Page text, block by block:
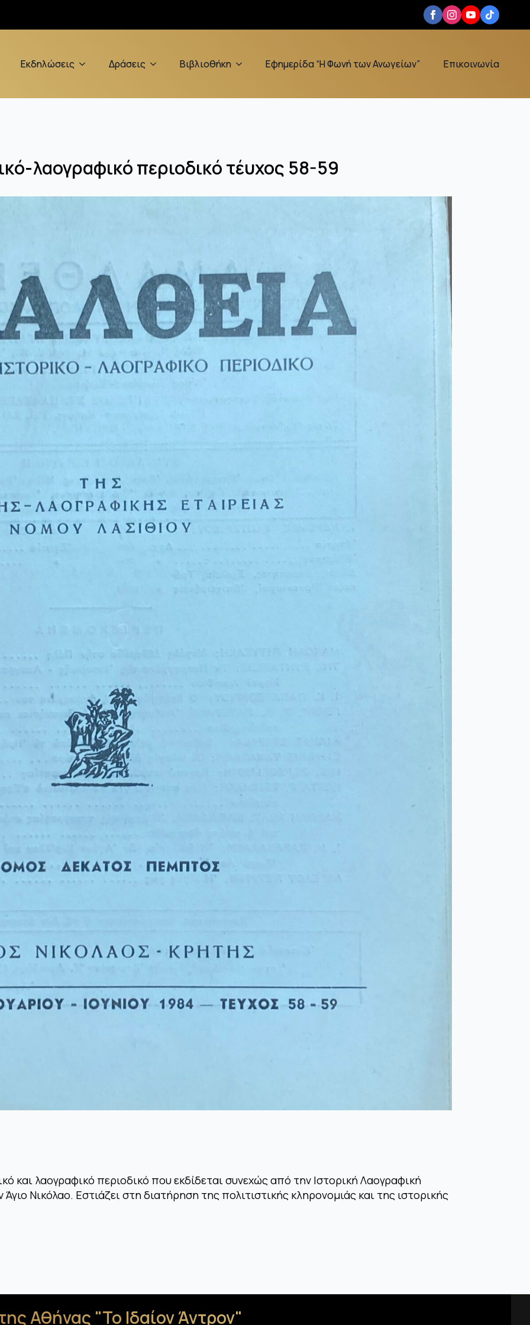
Εκδηλώσεις Δράσεις Βιβλιοθήκη Εφημερίδα “Η Φωνή των Ανωγείων” Επικοινωνία
λαογραφικό περιοδικό τέυχος 58-59
και λαογραφικό περιοδικό που εκδίδεται συνεχώς από την Ιστορική Λαογραφική
Νικόλαο. Εστιάζει στη διατήρηση της πολιτιστικής κληρονομιάς και της ιστορικής
Αθήνας "Το Ιδαίον Άντρον"